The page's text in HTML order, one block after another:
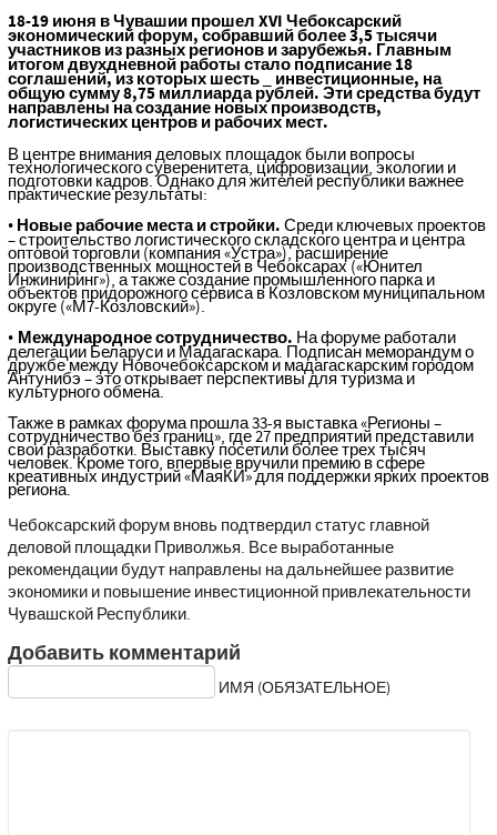
18-19 июня в Чувашии прошел XVI Чебоксарский
экономический форум, собравший более 3,5 тысячи
участников из разных регионов и зарубежья. Главным
итогом двухдневной работы стало подписание 18
соглашений, из которых шесть инвестиционные, на
общую сумму 8,75 миллиарда рублей. Эти средства будут
направлены на создание новых производств,
логистических центров и рабочих мест.
В центре внимания деловых площадок были вопросы
технологического суверенитета, цифровизации, экологии и
подготовки кадров. Однако для жителей республики важнее
практические результаты:
• Новые рабочие места и стройки. Среди ключевых проектов
– строительство логистического складского центра и центра
оптовой торговли (компания «Устра»), расширение
производственных мощностей в Чебоксарах («Юнител
Инжиниринг»), а также создание промышленного парка и
объектов придорожного сервиса в Козловском муниципальном
округе («М7-Козловский»).
• Международное сотрудничество. На форуме работали
делегации Беларуси и Мадагаскара. Подписан меморандум о
дружбе между Новочебоксарском и мадагаскарским городом
Антунибэ – это открывает перспективы для туризма и
культурного обмена.
Также в рамках форума прошла 33-я выставка «Регионы –
сотрудничество без границ», где 27 предприятий представили
свои разработки. Выставку посетили более трех тысяч
человек. Кроме того, впервые вручили премию в сфере
креативных индустрий «МаяКИ» для поддержки ярких проектов
региона.
Чебоксарский форум вновь подтвердил статус главной
деловой площадки Приволжья. Все выработанные
рекомендации будут направлены на дальнейшее развитие
экономики и повышение инвестиционной привлекательности
Чувашской Республики.
Добавить комментарий
ИМЯ (ОБЯЗАТЕЛЬНОЕ)